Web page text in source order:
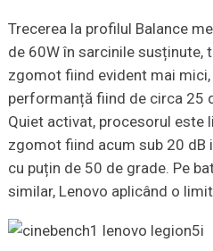
Trecerea la profilul Balance
de 60W în sarcinile susținute,
zgomot fiind evident mai
performanță fiind de circa 25
Quiet activat, procesorul este
zgomot fiind acum sub 20 dB
cu puțin de 50 de grade. Pe
similar, Lenovo aplicând o